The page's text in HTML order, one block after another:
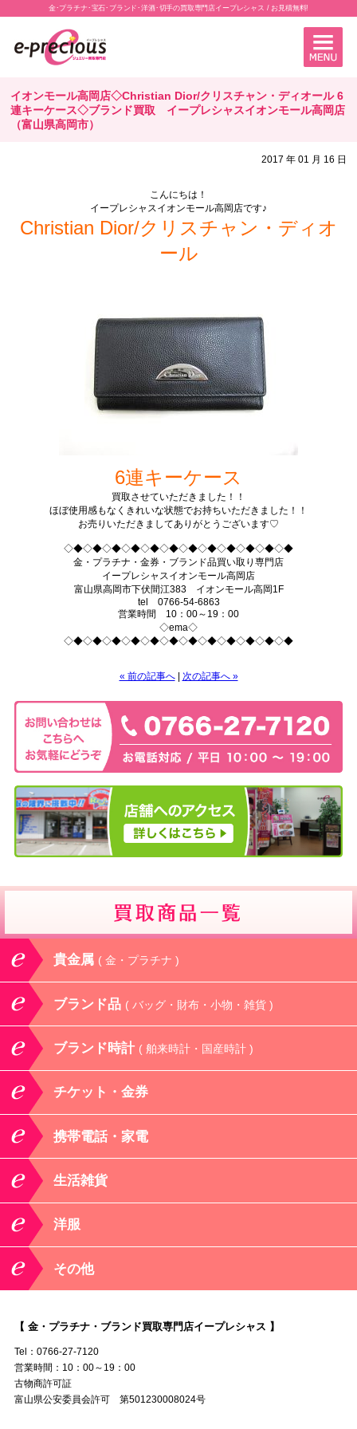
金･プラチナ･宝石･ブランド･洋酒･切手の買取専門店イープレシャス / お見積無料!
イオンモール高岡店◇Christian Dior/クリスチャン・ディオール 6
連キーケース◇ブランド買取 イープレシャスイオンモール高岡店
（富山県高岡市）
2017 年 01 月 16 日
こんにちは！
イープレシャスイオンモール高岡店です♪
Christian Dior/クリスチャン・ディオ
ール
6連キーケース
買取させていただきました！！
ほぼ使用感もなくきれいな状態でお持ちいただきました！！
お売りいただきましてありがとうございます♡
◇◆◇◆◇◆◇◆◇◆◇◆◇◆◇◆◇◆◇◆◇◆◇◆
金・プラチナ・金券・ブランド品買い取り専門店
イープレシャスイオンモール高岡店
富山県高岡市下伏間江383 イオンモール高岡1F
tel 0766-54-6863
営業時間 10：00～19：00
◇ema◇
◇◆◇◆◇◆◇◆◇◆◇◆◇◆◇◆◇◆◇◆◇◆◇◆
« 前の記事へ| 次の記事へ »
貴金属 ( 金・プラチナ )
ブランド品 ( バッグ・財布・小物・雑貨 )
ブランド時計 ( 舶来時計・国産時計 )
チケット・金券
携帯電話・家電
生活雑貨
洋服
その他
【 金・プラチナ・ブランド買取専門店イープレシャス 】
Tel：0766-27-7120
営業時間：10：00～19：00
古物商許可証
富山県公安委員会許可 第501230008024号